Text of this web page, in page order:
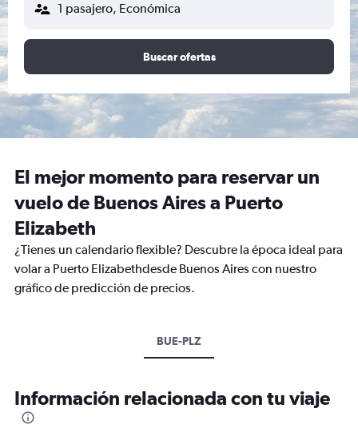
1 pasajero, Económica
Buscar ofertas
El mejor momento para reservar un
vuelo de Buenos Aires a Puerto
Elizabeth
¿Tienes un calendario flexible? Descubre la época ideal para
volar a Puerto Elizabethdesde Buenos Aires con nuestro
gráfico de predicción de precios.
BUE-PLZ
Información relacionada con tu viaje